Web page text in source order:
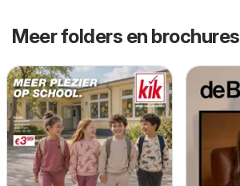
Meer folders en brochures